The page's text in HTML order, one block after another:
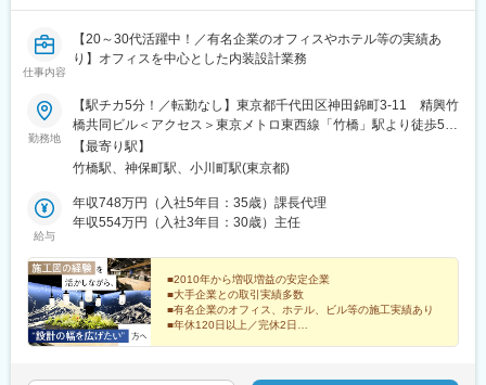
仕事内容
【20～30代活躍中！／有名企業のオフィスやホテル等の実績あ
り】オフィスを中心とした内装設計業務
勤務地
【駅チカ5分！／転勤なし】東京都千代田区神田錦町3-11 精興竹
橋共同ビル＜アクセス＞東京メトロ東西線「竹橋」駅より徒歩5分
都営地下鉄／東京メトロ「神保町」駅より徒歩7分JR「神田」駅
より徒歩15分※受動喫煙防止対策：敷地内喫煙可能場所あり
【最寄り駅】
竹橋駅、神保町駅、小川町駅(東京都)
給与
年収748万円（入社5年目：35歳）課長代理
年収554万円（入社3年目：30歳）主任
■2010年から増収増益の安定企業
■大手企業との取引実績多数
■有名企業のオフィス、ホテル、ビル等の施工実績あり
■年休120日以上／完休2日